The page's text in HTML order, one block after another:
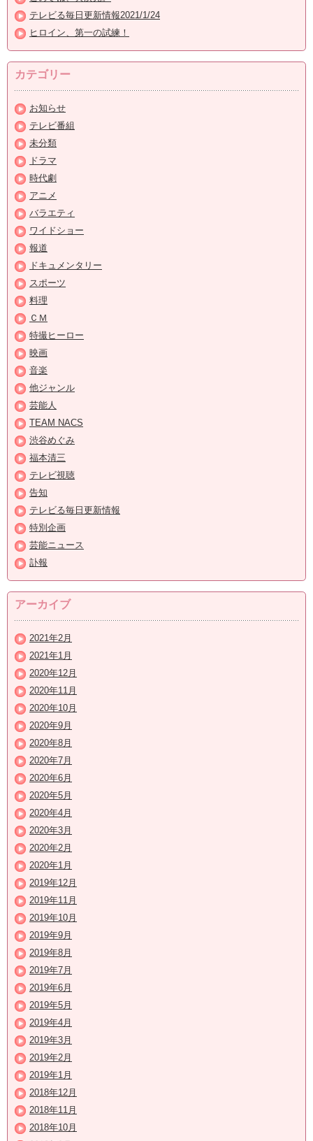
テレビる毎日更新情報2021/1/24
ヒロイン、第一の試練！
カテゴリー
お知らせ
テレビ番組
未分類
ドラマ
時代劇
アニメ
バラエティ
ワイドショー
報道
ドキュメンタリー
スポーツ
料理
ＣＭ
特撮ヒーロー
映画
音楽
他ジャンル
芸能人
TEAM NACS
渋谷めぐみ
福本清三
テレビ視聴
告知
テレビる毎日更新情報
特別企画
芸能ニュース
訃報
アーカイブ
2021年2月
2021年1月
2020年12月
2020年11月
2020年10月
2020年9月
2020年8月
2020年7月
2020年6月
2020年5月
2020年4月
2020年3月
2020年2月
2020年1月
2019年12月
2019年11月
2019年10月
2019年9月
2019年8月
2019年7月
2019年6月
2019年5月
2019年4月
2019年3月
2019年2月
2019年1月
2018年12月
2018年11月
2018年10月